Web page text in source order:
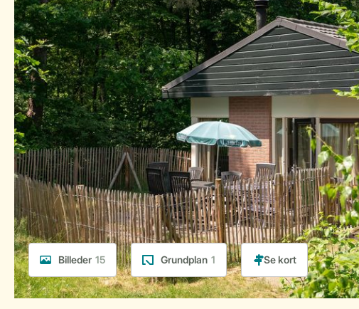
Billeder 15 Grundplan 1